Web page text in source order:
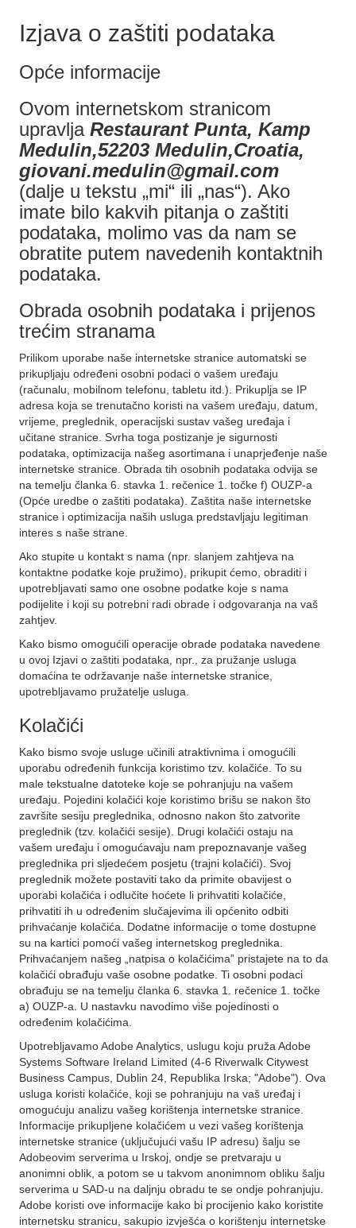
Izjava o zaštiti podataka
Opće informacije
Ovom internetskom stranicom
upravlja Restaurant Punta, Kamp
Medulin,52203 Medulin,Croatia,
giovani.medulin@gmail.com
(dalje u tekstu „mi“ ili „nas“). Ako
imate bilo kakvih pitanja o zaštiti
podataka, molimo vas da nam se
obratite putem navedenih kontaktnih
podataka.
Obrada osobnih podataka i prijenos
trećim stranama
Prilikom uporabe naše internetske stranice automatski se
prikupljaju određeni osobni podaci o vašem uređaju
(računalu, mobilnom telefonu, tabletu itd.). Prikuplja se IP
adresa koja se trenutačno koristi na vašem uređaju, datum,
vrijeme, preglednik, operacijski sustav vašeg uređaja i
učitane stranice. Svrha toga postizanje je sigurnosti
podataka, optimizacija našeg asortimana i unaprjeđenje naše
internetske stranice. Obrada tih osobnih podataka odvija se
na temelju članka 6. stavka 1. rečenice 1. točke f) OUZP-a
(Opće uredbe o zaštiti podataka). Zaštita naše internetske
stranice i optimizacija naših usluga predstavljaju legitiman
interes s naše strane.
Ako stupite u kontakt s nama (npr. slanjem zahtjeva na
kontaktne podatke koje pružimo), prikupit ćemo, obraditi i
upotrebljavati samo one osobne podatke koje s nama
podijelite i koji su potrebni radi obrade i odgovaranja na vaš
zahtjev.
Kako bismo omogućili operacije obrade podataka navedene
u ovoj Izjavi o zaštiti podataka, npr., za pružanje usluga
domaćina te održavanje naše internetske stranice,
upotrebljavamo pružatelje usluga.
Kolačići
Kako bismo svoje usluge učinili atraktivnima i omogućili
uporabu određenih funkcija koristimo tzv. kolačiće. To su
male tekstualne datoteke koje se pohranjuju na vašem
uređaju. Pojedini kolačići koje koristimo brišu se nakon što
završite sesiju preglednika, odnosno nakon što zatvorite
preglednik (tzv. kolačići sesije). Drugi kolačići ostaju na
vašem uređaju i omogućavaju nam prepoznavanje vašeg
preglednika pri sljedećem posjetu (trajni kolačići). Svoj
preglednik možete postaviti tako da primite obavijest o
uporabi kolačića i odlučite hoćete li prihvatiti kolačiće,
prihvatiti ih u određenim slučajevima ili općenito odbiti
prihvaćanje kolačića. Dodatne informacije o tome dostupne
su na kartici pomoći vašeg internetskog preglednika.
Prihvaćanjem našeg „natpisa o kolačićima” pristajete na to da
kolačići obrađuju vaše osobne podatke. Ti osobni podaci
obrađuju se na temelju članka 6. stavka 1. rečenice 1. točke
a) OUZP-a. U nastavku navodimo više pojedinosti o
određenim kolačićima.
Upotrebljavamo Adobe Analytics, uslugu koju pruža Adobe
Systems Software Ireland Limited (4-6 Riverwalk Citywest
Business Campus, Dublin 24, Republika Irska; "Adobe"). Ova
usluga koristi kolačiće, koji se pohranjuju na vaš uređaj i
omogućuju analizu vašeg korištenja internetske stranice.
Informacije prikupljene kolačićem u vezi vašeg korištenja
internetske stranice (uključujući vašu IP adresu) šalju se
Adobeovim serverima u Irskoj, ondje se pretvaraju u
anonimni oblik, a potom se u takvom anonimnom obliku šalju
serverima u SAD-u na daljnju obradu te se ondje pohranjuju.
Adobe koristi ove informacije kako bi procijenio kako koristite
internetsku stranicu, sakupio izvješća o korištenju internetske